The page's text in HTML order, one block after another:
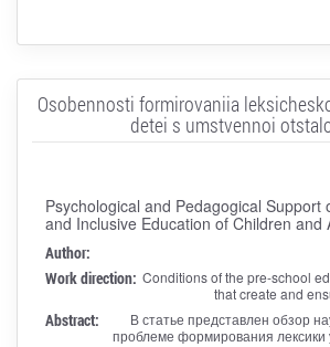
Osobennosti formirovaniia
detei s umstvennoi
Psychological and Pedagogical Support
and Inclusive Education of Children and
Author:
Work direction: Conditions of the pre-school
that create and
Abstract:
В статье представлен обзор
проблеме формирования лексики